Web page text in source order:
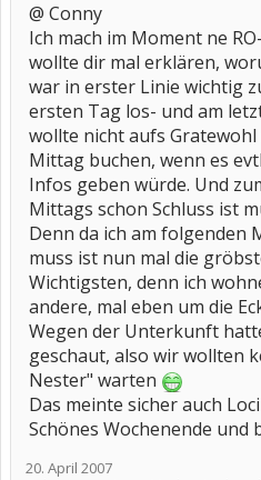
@ Conny
Ich mach im Moment ne
wollte dir mal erklären,
war in erster Linie wichtig
ersten Tag los- und am
wollte nicht aufs
Mittag buchen, wenn es
Infos geben würde. Und
Mittags schon Schluss ist
Denn da ich am folgenden
muss ist nun mal die
Wichtigsten, denn ich
andere, mal eben um die
Wegen der Unterkunft
geschaut, also wir wollten
Nester" warten
Das meinte sicher auch
Schönes Wochenende und
20. April 2007